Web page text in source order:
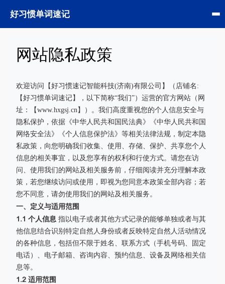
好习惯单词速记
网站隐私政策
欢迎访问【好习惯速记智能科技(济南)有限公司】（店铺名:
【好习惯单词速记】，以下简称“我们”）运营的官方网站（网
址：【www.hxgsj.cn】）。我们高度重视您的个人信息安全与
隐私保护，依据《中华人民共和国民法典》《中华人民共和国
网络安全法》《个人信息保护法》等相关法律法规，制定本隐
私政策，向您明确我们收集、使用、存储、保护、共享您个人
信息的相关事宜，以及您享有的权利和行使方式。请您在访
问、使用我们的网站及相关服务前，仔细阅读并充分理解本政
策，若您继续访问或使用，即视为您同意本政策全部内容；若
您不同意，请勿使用我们的网站及相关服务。
一、定义与适用范围
1.1 个人信息 指以电子或者其他方式记录的能够单独或者与其
他信息结合识别特定自然人身份或者反映特定自然人活动情况
的各种信息，包括但不限于姓名、联系方式（手机号码、固定
电话）、电子邮箱、咨询内容、预约信息、设备及网络相关信
息等。
1.2 适用范围